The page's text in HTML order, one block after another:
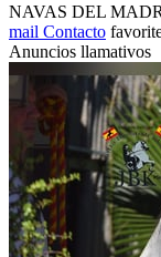
NAVAS DEL
mail Contacto
Anuncios llamativos